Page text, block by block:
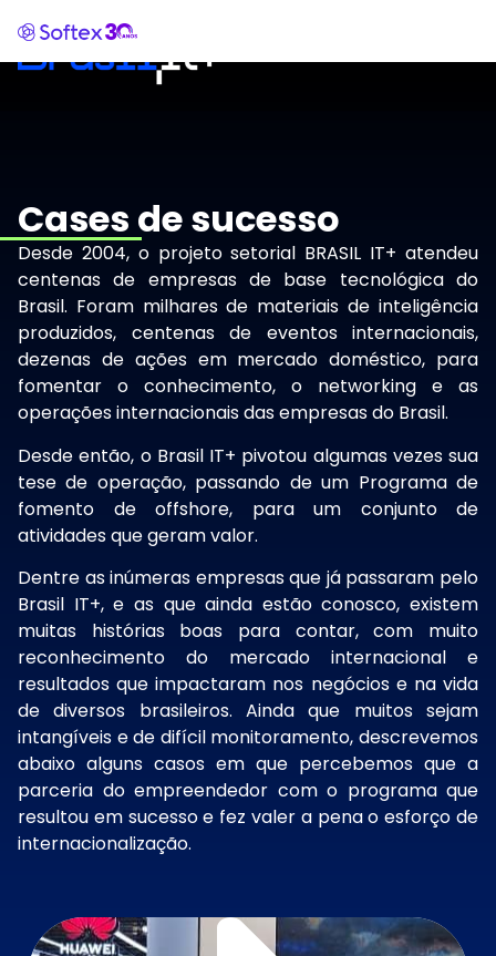
Cases de sucesso
Desde 2004, o projeto setorial BRASIL IT+ atendeu
centenas de empresas de base tecnológica do
Brasil. Foram milhares de materiais de inteligência
produzidos, centenas de eventos internacionais,
dezenas de ações em mercado doméstico, para
fomentar o conhecimento, o networking e as
operações internacionais das empresas do Brasil.
Desde então, o Brasil IT+ pivotou algumas vezes sua
tese de operação, passando de um Programa de
fomento de offshore, para um conjunto de
atividades que geram valor.
Dentre as inúmeras empresas que já passaram pelo
Brasil IT+, e as que ainda estão conosco, existem
muitas histórias boas para contar, com muito
reconhecimento do mercado internacional e
resultados que impactaram nos negócios e na vida
de diversos brasileiros. Ainda que muitos sejam
intangíveis e de difícil monitoramento, descrevemos
abaixo alguns casos em que percebemos que a
parceria do empreendedor com o programa que
resultou em sucesso e fez valer a pena o esforço de
internacionalização.